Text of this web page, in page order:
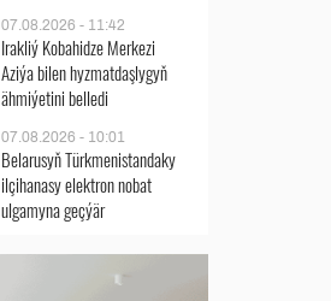
07.08.2026 - 11:42
Irakliý Kobahidze Merkezi
Aziýa bilen hyzmatdaşlygyň
ähmiýetini belledi
07.08.2026 - 10:01
Belarusyň Türkmenistandaky
ilçihanasy elektron nobat
ulgamyna geçýär